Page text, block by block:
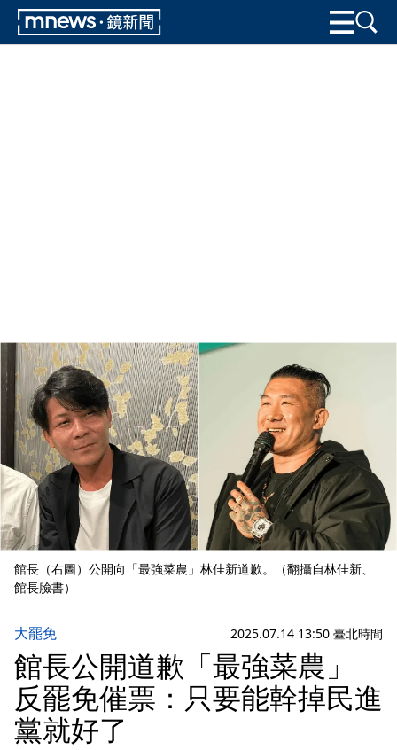
館長（右圖）公開向「最強菜農」林佳新道歉。（翻攝自林佳新、
館長臉書）
大罷免 2025.07.14 13:50 臺北時間
館長公開道歉「最強菜農」
反罷免催票：只要能幹掉民進
黨就好了